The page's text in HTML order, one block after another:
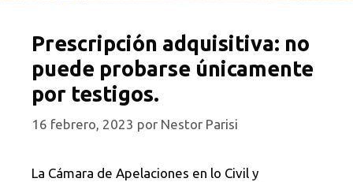
Prescripción adquisitiva: no
puede probarse únicamente
por testigos.
16 febrero, 2023 por Nestor Parisi
La Cámara de Apelaciones en lo Civil y